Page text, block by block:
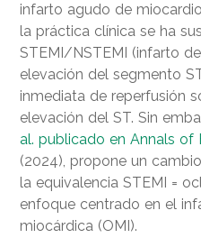
infarto agudo de
la práctica clínica se ha
STEMI/NSTEMI (infarto
elevación del segmento
inmediata de reperfusión
elevación del ST. Sin
al. publicado en Annals of
(2024), propone un
la equivalencia STEMI =
enfoque centrado en el
miocárdica (OMI).